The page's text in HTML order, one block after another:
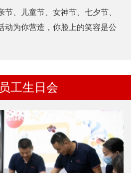
节、儿童节、女神节、七夕节、
动为你营造，你脸上的笑容是公
员工生日会